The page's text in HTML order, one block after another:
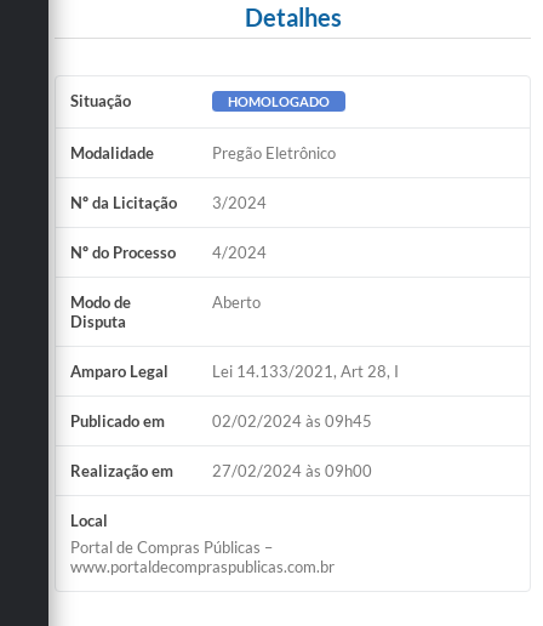
Detalhes
Situação HOMOLOGADO
Modalidade Pregão Eletrônico
Nº da Licitação 3/2024
Nº do Processo 4/2024
Modo de
Disputa
Aberto
Amparo Legal Lei 14.133/2021, Art 28, I
Publicado em 02/02/2024 às 09h45
Realização em 27/02/2024 às 09h00
Local
Portal de Compras Públicas –
www.portaldecompraspublicas.com.br